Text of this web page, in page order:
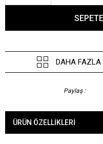
DAHA FAZLA
Paylaş :
ÜRÜN ÖZELLIKLERI